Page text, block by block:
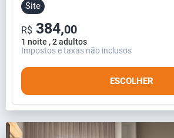
Site
1 noite , 2 adultos
R$ 384,00
Impostos e taxas não inclusos
ESCOLHER